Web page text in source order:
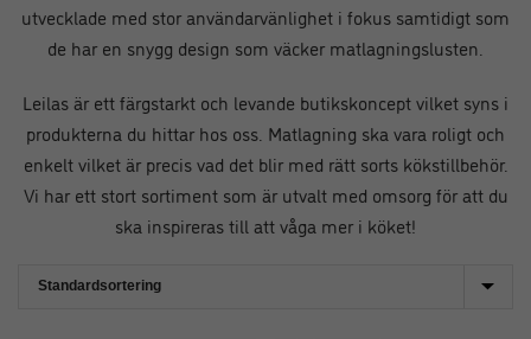
utvecklade med stor användarvänlighet i fokus samtidigt som
de har en snygg design som väcker matlagningslusten.
Leilas är ett färgstarkt och levande butikskoncept vilket syns i
produkterna du hittar hos oss. Matlagning ska vara roligt och
enkelt vilket är precis vad det blir med rätt sorts kökstillbehör.
Vi har ett stort sortiment som är utvalt med omsorg för att du
ska inspireras till att våga mer i köket!